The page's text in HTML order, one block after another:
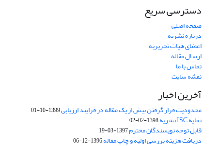
دسترسی سریع
صفحه اصلی
درباره نشریه
اعضای هیات تحریریه
ارسال مقاله
تماس با ما
نقشه سایت
آخرین اخبار
محدودیت قرار گرفتن بیش از یک مقاله در فرایند ارزیابی1399-10-01
نمایه ISC نشریه 1398-02-02
قابل توجه نویسندگان محترم1397-03-19
دریافت هزینه بررسی اولیه و چاپ مقاله1396-12-06